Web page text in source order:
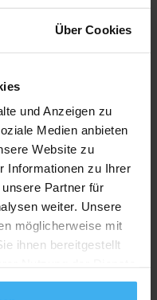
Über Cookies
und Anzeigen zu
Medien anbieten
Website zu
Informationen zu Ihrer
Partner für
weiter. Unsere
möglicherweise mit
ihnen bereitgestellt